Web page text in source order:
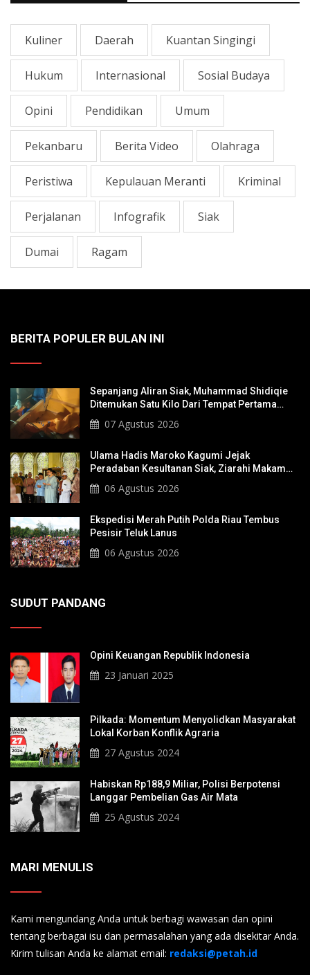
Kuliner Daerah Kuantan Singingi
Hukum Internasional Sosial Budaya
Opini Pendidikan Umum
Pekanbaru Berita Video Olahraga
Peristiwa Kepulauan Meranti Kriminal
Perjalanan Infografik Siak
Dumai Ragam
BERITA POPULER BULAN INI
Sepanjang Aliran Siak, Muhammad Shidiqie
Ditemukan Satu Kilo Dari Tempat Pertama
Tenggelam
07 Agustus 2026
Ulama Hadis Maroko Kagumi Jejak
Peradaban Kesultanan Siak, Ziarahi Makam
Sultan Hingga Pendiri Pekanbaru
06 Agustus 2026
Ekspedisi Merah Putih Polda Riau Tembus
Pesisir Teluk Lanus
06 Agustus 2026
SUDUT PANDANG
Opini Keuangan Republik Indonesia
23 Januari 2025
Pilkada: Momentum Menyolidkan Masyarakat
Lokal Korban Konflik Agraria
27 Agustus 2024
Habiskan Rp188,9 Miliar, Polisi Berpotensi
Langgar Pembelian Gas Air Mata
25 Agustus 2024
MARI MENULIS
Kami mengundang Anda untuk berbagi wawasan dan opini
tentang berbagai isu dan permasalahan yang ada disekitar Anda.
Kirim tulisan Anda ke alamat email: redaksi@petah.id